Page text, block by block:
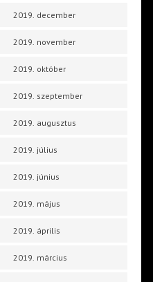
2019. december
2019. november
2019. október
2019. szeptember
2019. augusztus
2019. július
2019. június
2019. május
2019. április
2019. március